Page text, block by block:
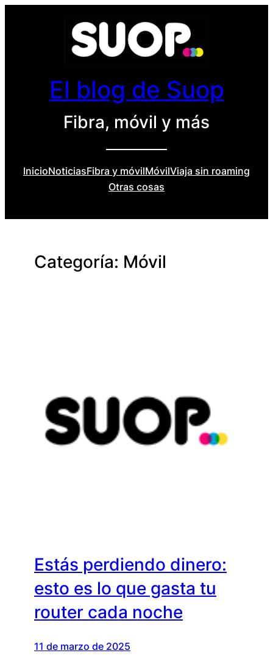
El blog de Suop
Fibra, móvil y más
InicioNoticiasFibra y móvilMóvilViaja sin roaming
Otras cosas
Categoría: Móvil
Estás perdiendo dinero:
esto es lo que gasta tu
router cada noche
11 de marzo de 2025